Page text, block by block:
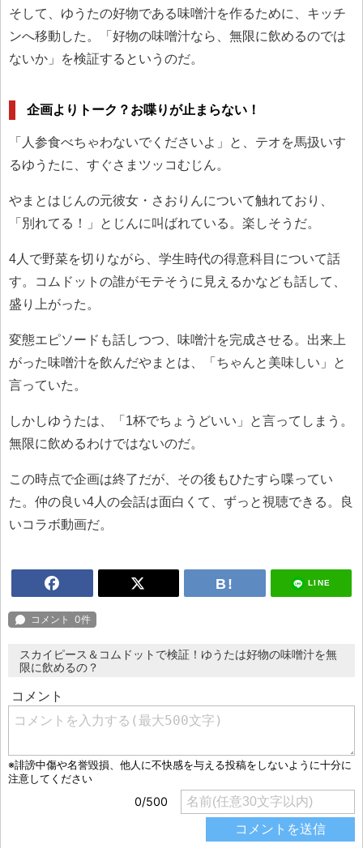
そして、ゆうたの好物である味噌汁を作るために、キッチ
ンへ移動した。「好物の味噌汁なら、無限に飲めるのでは
ないか」を検証するというのだ。
企画よりトーク？お喋りが止まらない！
「人参食べちゃわないでくださいよ」と、テオを馬扱いす
るゆうたに、すぐさまツッコむじん。
やまとはじんの元彼女・さおりんについて触れており、
「別れてる！」とじんに叫ばれている。楽しそうだ。
4人で野菜を切りながら、学生時代の得意科目について話
す。コムドットの誰がモテそうに見えるかなども話して、
盛り上がった。
変態エピソードも話しつつ、味噌汁を完成させる。出来上
がった味噌汁を飲んだやまとは、「ちゃんと美味しい」と
言っていた。
しかしゆうたは、「1杯でちょうどいい」と言ってしまう。
無限に飲めるわけではないのだ。
この時点で企画は終了だが、その後もひたすら喋ってい
た。仲の良い4人の会話は面白くて、ずっと視聴できる。良
いコラボ動画だ。
LINE
スカイピース＆コムドットで検証！ゆうたは好物の味噌汁を無
限に飲めるの？